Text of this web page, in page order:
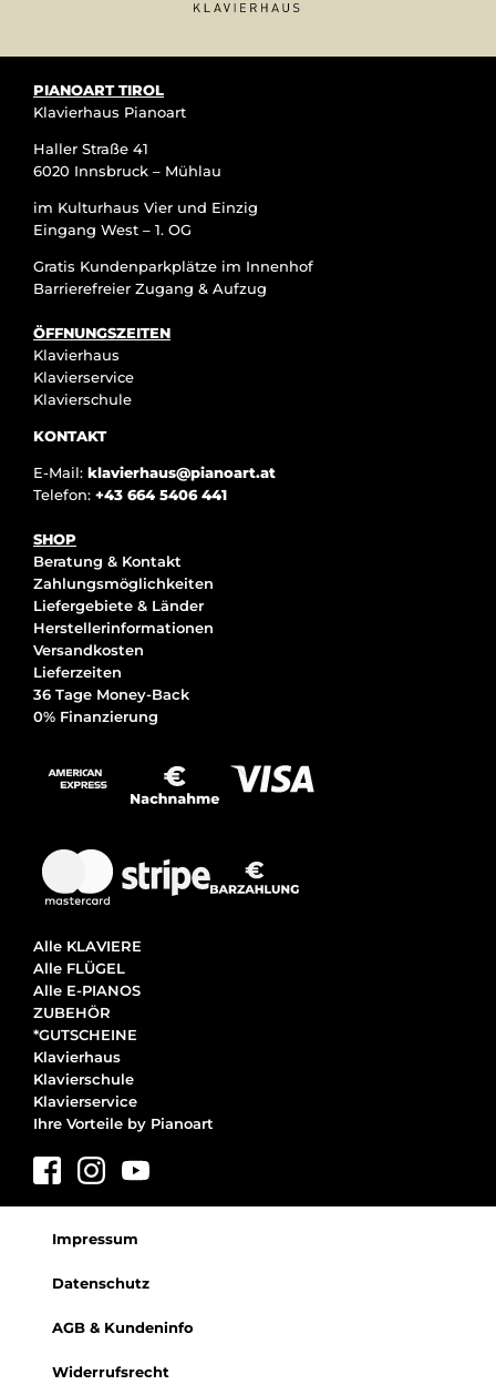
PIANOART TIROL
Klavierhaus Pianoart
Haller Straße 41
6020 Innsbruck – Mühlau
im Kulturhaus Vier und Einzig
Eingang West – 1. OG
Gratis Kundenparkplätze im Innenhof
Barrierefreier Zugang & Aufzug
ÖFFNUNGSZEITEN
Klavierhaus
Klavierservice
Klavierschule
KONTAKT
E-Mail: klavierhaus@pianoart.at
Telefon: +43 664 5406 441
SHOP
Beratung & Kontakt
Zahlungsmöglichkeiten
Liefergebiete & Länder
Herstellerinformationen
Versandkosten
Lieferzeiten
36 Tage Money-Back
0% Finanzierung
Alle KLAVIERE
Alle FLÜGEL
Alle E-PIANOS
ZUBEHÖR
*GUTSCHEINE
Klavierhaus
Klavierschule
Klavierservice
Ihre Vorteile by Pianoart
Impressum
Datenschutz
AGB & Kundeninfo
Widerrufsrecht